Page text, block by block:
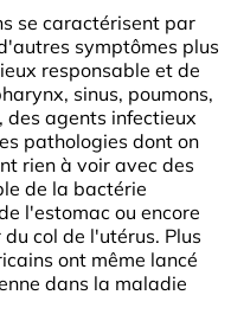
se caractérisent par
symptômes plus
responsable et de
sinus, poumons,
des agents infectieux
pathologies dont on
rien à voir avec des
de la bactérie
l'estomac ou encore
col de l'utérus. Plus
ont même lancé
dans la maladie